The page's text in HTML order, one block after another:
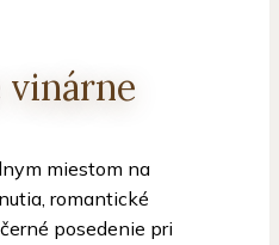
vinárne
miestom na
romantické
posedenie pri